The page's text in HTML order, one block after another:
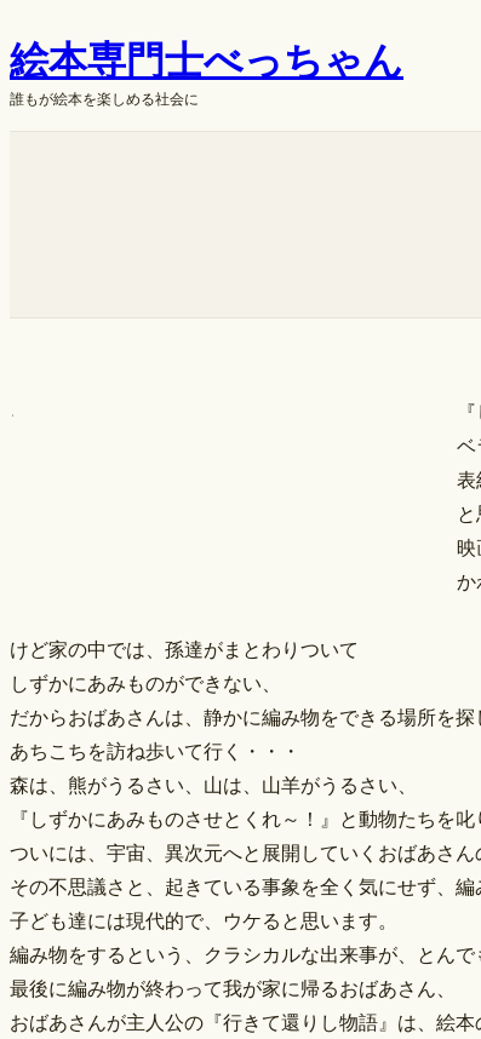
容
を
ス
絵本専門士べっちゃん
誰もが絵本を楽しめる社会に
ベ
表
映
か
けど家の中では、孫達がまとわりついて
しずかにあみものができない、
だからおばあさんは、静かに編み物をできる場所を探
あちこちを訪ね歩いて行く・・・
森は、熊がうるさい、山は、山羊がうるさい、
『しずかにあみものさせとくれ～！』と動物たちを叱
ついには、宇宙、異次元へと展開していくおばあさん
その不思議さと、起きている事象を全く気にせず、
子ども達には現代的で、ウケると思います。
編み物をするという、クラシカルな出来事が、とん
最後に編み物が終わって我が家に帰るおばあさん、
おばあさんが主人公の『行きて還りし物語』は、絵